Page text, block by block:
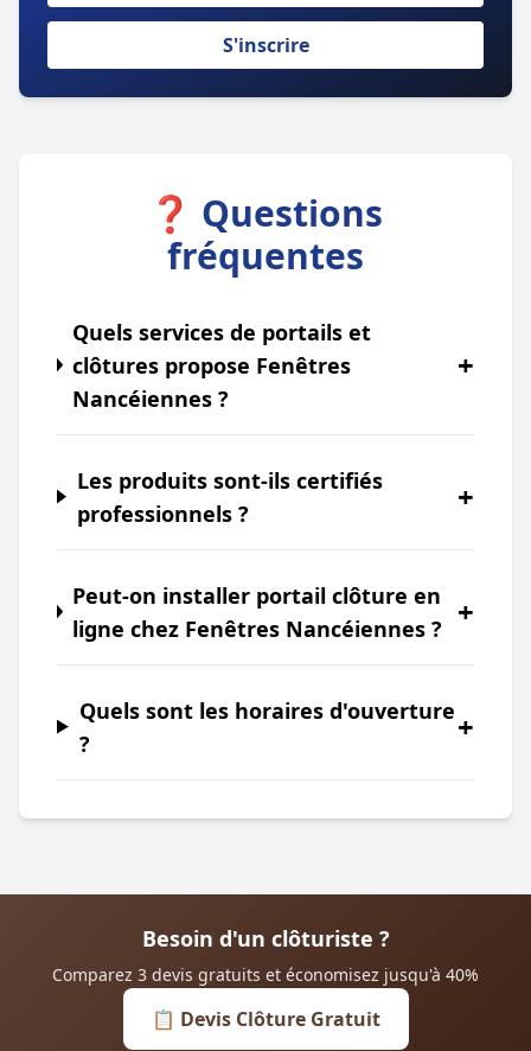
S'inscrire
❓ Questions
fréquentes
Quels services de portails et
clôtures propose Fenêtres
Nancéiennes ?
+
Les produits sont-ils certifiés
professionnels ?
+
Peut-on installer portail clôture en
ligne chez Fenêtres Nancéiennes ?
+
Quels sont les horaires d'ouverture
?
+
Besoin d'un clôturiste ?
Comparez 3 devis gratuits et économisez jusqu'à 40%
📋 Devis Clôture Gratuit